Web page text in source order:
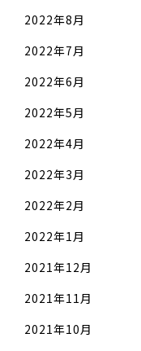
2022年8月
2022年7月
2022年6月
2022年5月
2022年4月
2022年3月
2022年2月
2022年1月
2021年12月
2021年11月
2021年10月